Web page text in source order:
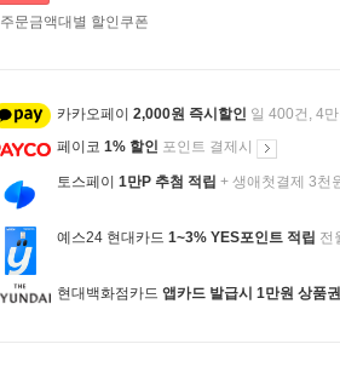
주문금액대별 할인쿠폰
카카오페이 2,000원 즉시할인 일 400건, 4
페이코 1% 할인 포인트 결제시
토스페이 1만P 추첨 적립 + 생애첫결제 3천
예스24 현대카드 1~3% YES포인트 적립 전
현대백화점카드 앱카드 발급시 1만원 상품권